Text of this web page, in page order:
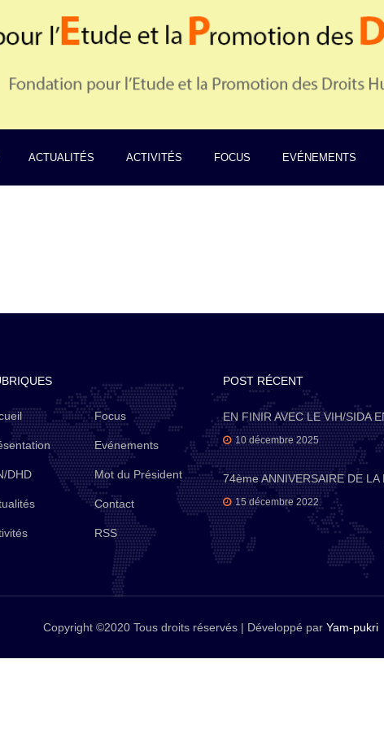
ACTUALITÉS ACTIVITÉS FOCUS EVÉNEMENTS
DHD
Focus
Evénements
Mot du Président
Contact
RSS
POST RÉCENT
EN FINIR AVEC LE VIH/SIDA
10 décembre 2025
74ème ANNIVERSAIRE DE LA
15 décembre 2022
Copyright ©2020 Tous droits réservés | Développé par Yam-pukri